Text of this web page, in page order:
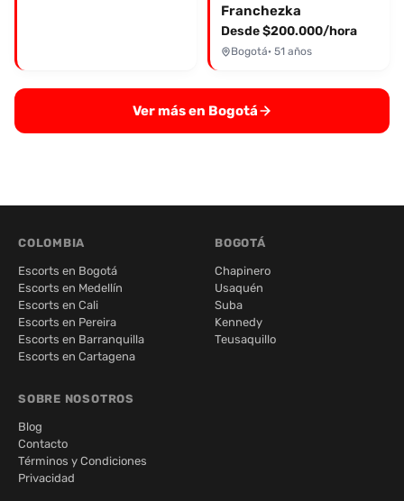
Franchezka
Desde $200.000/hora
Bogotá· 51 años
Ver más en Bogotá
COLOMBIA
Escorts en Bogotá
Escorts en Medellín
Escorts en Cali
Escorts en Pereira
Escorts en Barranquilla
Escorts en Cartagena
BOGOTÁ
Chapinero
Usaquén
Suba
Kennedy
Teusaquillo
SOBRE NOSOTROS
Blog
Contacto
Términos y Condiciones
Privacidad